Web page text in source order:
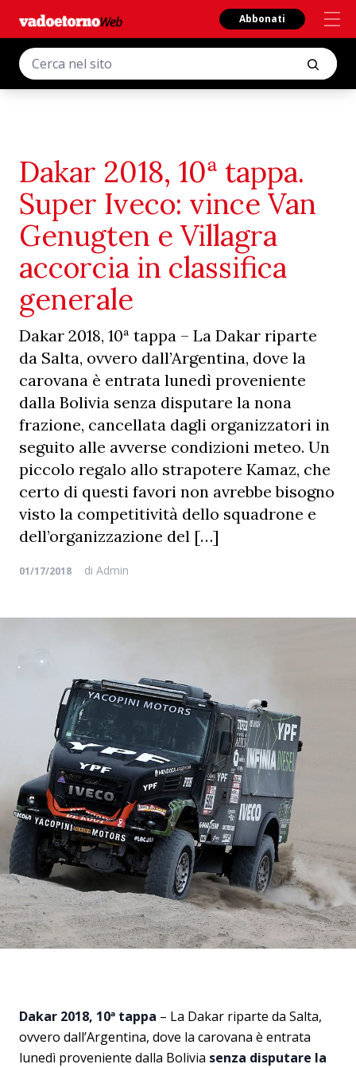
Abbonati
Dakar 2018, 10ª tappa.
Super Iveco: vince Van
Genugten e Villagra
accorcia in classifica
generale
Dakar 2018, 10ª tappa – La Dakar riparte
da Salta, ovvero dall’Argentina, dove la
carovana è entrata lunedì proveniente
dalla Bolivia senza disputare la nona
frazione, cancellata dagli organizzatori in
seguito alle avverse condizioni meteo. Un
piccolo regalo allo strapotere Kamaz, che
certo di questi favori non avrebbe bisogno
visto la competitività dello squadrone e
dell’organizzazione del […]
01/17/2018 di Admin
Dakar 2018, 10ª tappa – La Dakar riparte da Salta,
ovvero dall’Argentina, dove la carovana è entrata
lunedì proveniente dalla Bolivia senza disputare la